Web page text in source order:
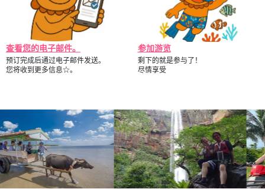
查看您的电子邮件。
预订完成后通过电子邮件发送。
您将收到更多信息☆。
参加游览
剩下的就是参与了！
尽情享受